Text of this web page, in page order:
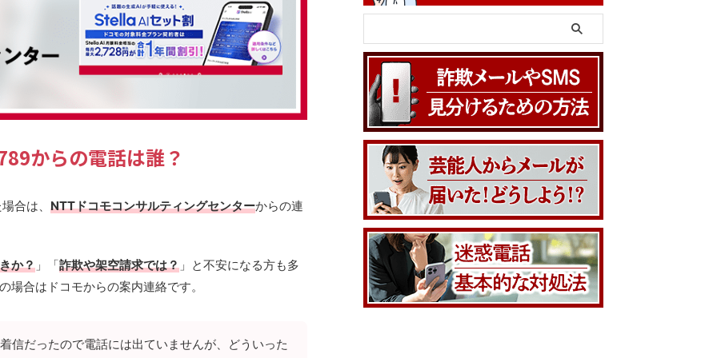
からの電話は誰？
合は、 NTTドコモコンサルティングセンターからの連
か？ 」「詐欺や架空請求では？ 」と不安になる方も多
場合はドコモからの案内連絡です。
信だったので電話には出ていませんが、どういった